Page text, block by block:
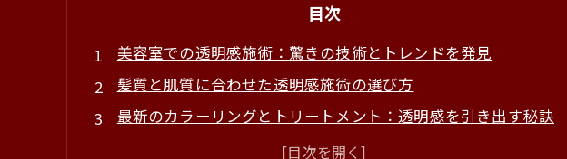
目次
美容室での透明感施術：驚きの技術とトレンドを発見
髪質と肌質に合わせた透明感施術の選び方
最新のカラーリングとトリートメント：透明感を引き出す秘訣
施術の効果を最大限に引き出すためのポイントを徹底解説